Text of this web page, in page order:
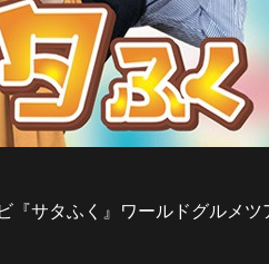
『サタふく』ワールドグルメツ